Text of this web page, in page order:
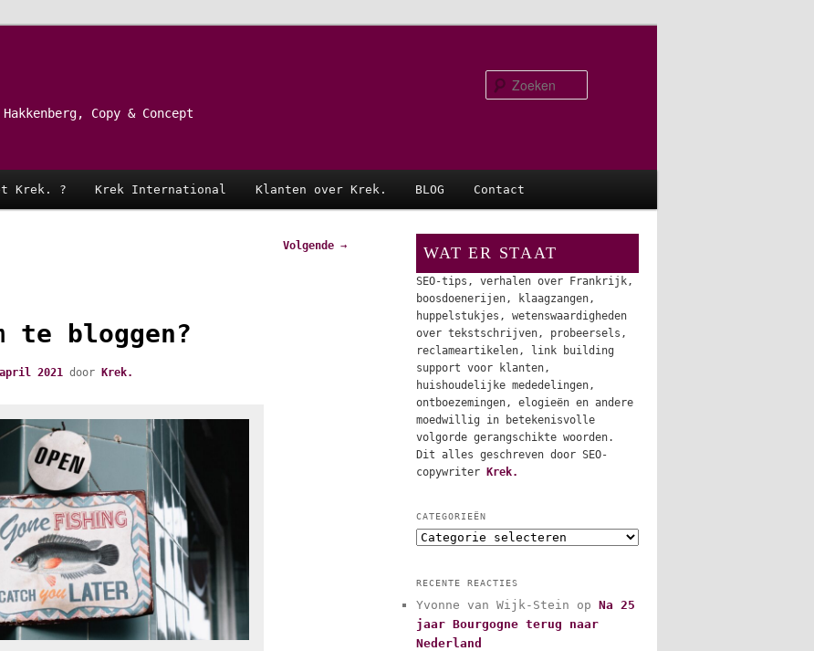
Copy & Concept
Krek. ? Krek International Klanten over Krek. BLOG Contact
Volgende →
te bloggen?
2021 door Krek.
WAT ER STAAT
SEO-tips, verhalen over Frankrijk,
boosdoenerijen, klaagzangen,
huppelstukjes, wetenswaardigheden
over tekstschrijven, probeersels,
reclameartikelen, link building
support voor klanten,
huishoudelijke mededelingen,
ontboezemingen, elogieën en andere
moedwillig in betekenisvolle
volgorde gerangschikte woorden.
Dit alles geschreven door SEO-
copywriter Krek.
CATEGORIEËN
C
e
g
o
r
RECENTE REACTIES
Yvonne van Wijk-Stein op Na 25
jaar Bourgogne terug naar
Nederland